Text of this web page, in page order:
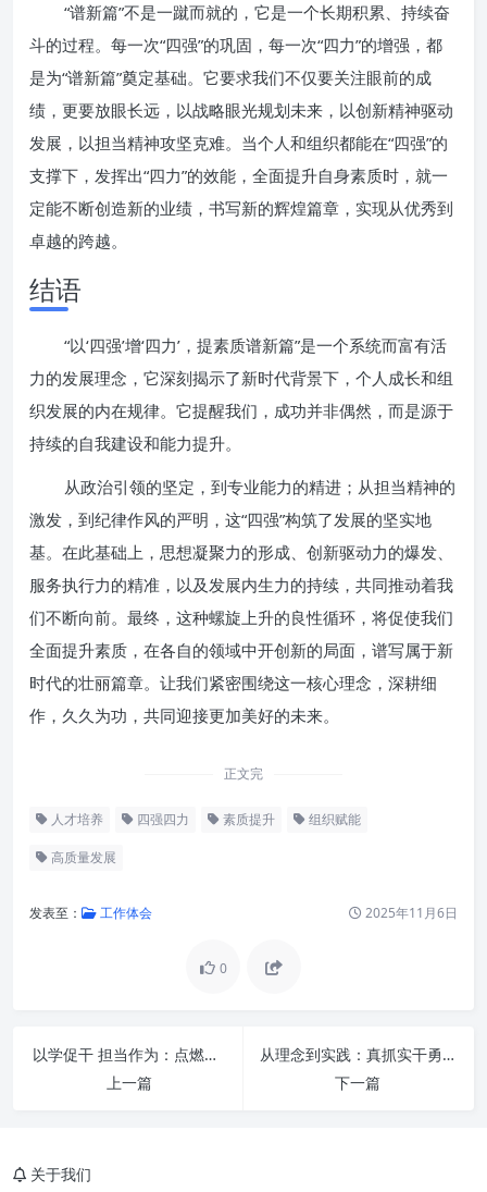
“谱新篇”不是一蹴而就的，它是一个长期积累、持续奋
斗的过程。每一次“四强”的巩固，每一次“四力”的增强，都
是为“谱新篇”奠定基础。它要求我们不仅要关注眼前的成
绩，更要放眼长远，以战略眼光规划未来，以创新精神驱动
发展，以担当精神攻坚克难。当个人和组织都能在“四强”的
支撑下，发挥出“四力”的效能，全面提升自身素质时，就一
定能不断创造新的业绩，书写新的辉煌篇章，实现从优秀到
卓越的跨越。
结语
“以‘四强’增‘四力’，提素质谱新篇”是一个系统而富有活
力的发展理念，它深刻揭示了新时代背景下，个人成长和组
织发展的内在规律。它提醒我们，成功并非偶然，而是源于
持续的自我建设和能力提升。
从政治引领的坚定，到专业能力的精进；从担当精神的
激发，到纪律作风的严明，这“四强”构筑了发展的坚实地
基。在此基础上，思想凝聚力的形成、创新驱动力的爆发、
服务执行力的精准，以及发展内生力的持续，共同推动着我
们不断向前。最终，这种螺旋上升的良性循环，将促使我们
全面提升素质，在各自的领域中开创新的局面，谱写属于新
时代的壮丽篇章。让我们紧密围绕这一核心理念，深耕细
作，久久为功，共同迎接更加美好的未来。
正文完
人才培养 四强四力 素质提升 组织赋能
高质量发展
发表至： 工作体会 2025年11月6日
0
以学促干 担当作为：点燃新时代高质量发展的澎湃动力
上一篇
从理念到实践：真抓实干勇担当，奋发有为促发展，共绘高质量发展新蓝图
下一篇
关于我们